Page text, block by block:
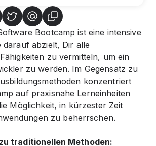
Bootcamp ist eine intensive
darauf abzielt, Dir alle
zu vermitteln, um ein
zu werden. Im Gegensatz zu
konzentriert
auf praxisnahe Lerneinheiten
Möglichkeit, in kürzester Zeit
zu beherrschen.
traditionellen Methoden: